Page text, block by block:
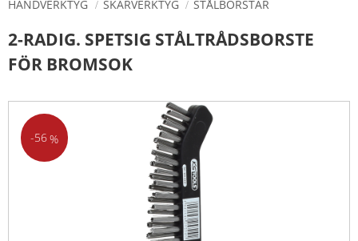
HANDVERKTYG SKÄRVERKTYG STÅLBORSTAR
2-RADIG. SPETSIG STÅLTRÅDSBORSTE
FÖR BROMSOK
56%